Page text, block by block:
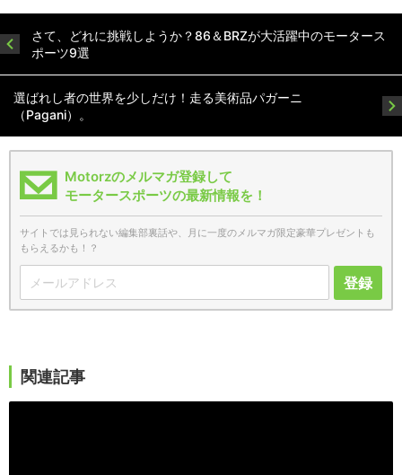
さて、どれに挑戦しようか？86＆BRZが大活躍中のモータース
ポーツ9選
選ばれし者の世界を少しだけ！走る美術品パガーニ
（Pagani）。
Motorzのメルマガ登録して
モータースポーツの最新情報を！
サイトでは見られない編集部裏話や、月に一度のメルマガ限定豪華プレゼントも
もらえるかも！？
登録
関連記事